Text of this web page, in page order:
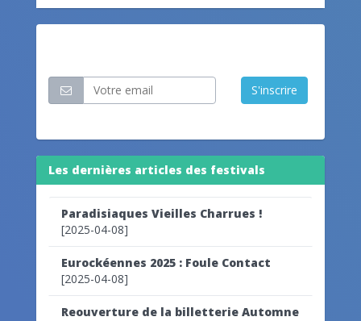
S'inscrire
Les dernières articles des festivals
Paradisiaques Vieilles Charrues !
[2025-04-08]
Eurockéennes 2025 : Foule Contact
[2025-04-08]
Reouverture de la billetterie Automne